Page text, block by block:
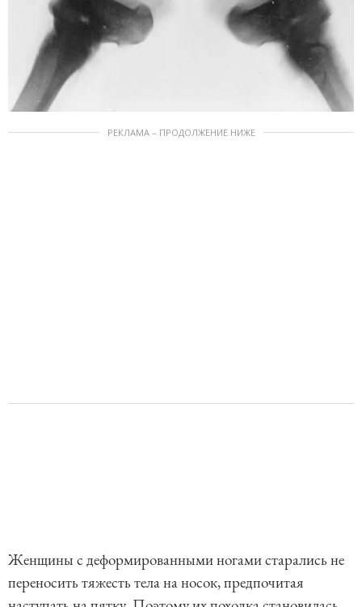
РЕКЛАМА – ПРОДОЛЖЕНИЕ НИЖЕ
Женщины с деформированными ногами старались не
переносить тяжесть тела на носок, предпочитая